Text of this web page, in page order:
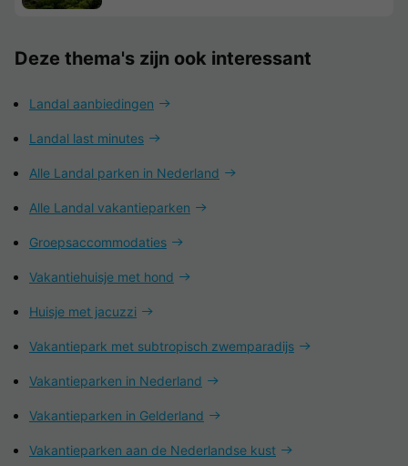
Deze thema's zijn ook interessant
Landal aanbiedingen
Landal last minutes
Alle Landal parken in Nederland
Alle Landal vakantieparken
Groepsaccommodaties
Vakantiehuisje met hond
Huisje met jacuzzi
Vakantiepark met subtropisch zwemparadijs
Vakantieparken in Nederland
Vakantieparken in Gelderland
Vakantieparken aan de Nederlandse kust